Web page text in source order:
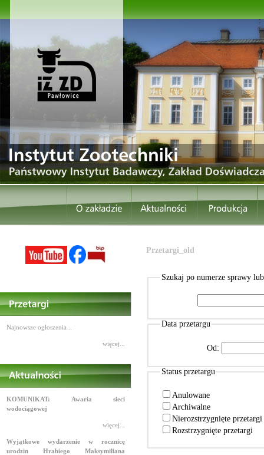
Najnowsze ogłoszenia ..
więcej...
KOMUNIKAT: Awaria sieci
wodociągowej
więcej...
Wyjątkowe wydarzenie w rocznicę
urodzin Hrabiego Maksymiliana
Przetargi_old
Szukaj po numerze sprawy
Data przetargu
Od:
Status przetargu
Anulowane
Archiwalne
Nierozstrzygnięte przetargi
Rozstrzygnięte przetargi